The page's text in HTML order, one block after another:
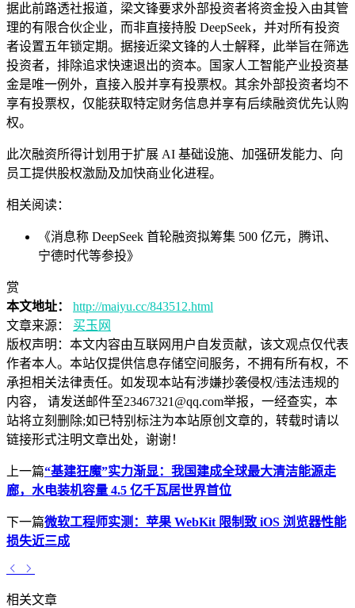
据此前路透社报道，梁文锋要求外部投资者将资金投入由其管
理的有限合伙企业，而非直接持股 DeepSeek，并对所有投资
者设置五年锁定期。据接近梁文锋的人士解释，此举旨在筛选
投资者，排除追求快速退出的资本。国家人工智能产业投资基
金是唯一例外，直接入股并享有投票权。其余外部投资者均不
享有投票权，仅能获取特定财务信息并享有后续融资优先认购
权。
此次融资所得计划用于扩展 AI 基础设施、加强研发能力、向
员工提供股权激励及加快商业化进程。
相关阅读：
《消息称 DeepSeek 首轮融资拟筹集 500 亿元，腾讯、
宁德时代等参投》
赏
本文地址：
http://maiyu.cc/843512.html
文章来源：
买玉网
版权声明： 本文内容由互联网用户自发贡献，该文观点仅代表
作者本人。本站仅提供信息存储空间服务，不拥有所有权，不
承担相关法律责任。如发现本站有涉嫌抄袭侵权/违法违规的
内容， 请发送邮件至23467321@qq.com举报，一经查实，本
站将立刻删除;如已特别标注为本站原创文章的，转载时请以
链接形式注明文章出处，谢谢！
上一篇“基建狂魔”实力渐显：我国建成全球最大清洁能源走
廊，水电装机容量 4.5 亿千瓦居世界首位
下一篇微软工程师实测：苹果 WebKit 限制致 iOS 浏览器性能
损失近三成
相关文章